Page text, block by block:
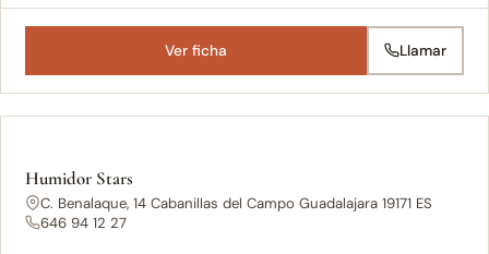
Ver ficha Llamar
Humidor Stars
C. Benalaque, 14 Cabanillas del Campo Guadalajara 19171 ES
646 94 12 27